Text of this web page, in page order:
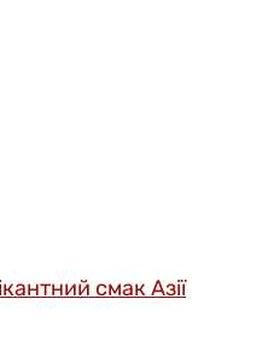
смак Азії